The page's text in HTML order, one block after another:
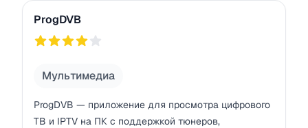
ProgDVB
ProgDVB
Мультимедиа
ProgDVB — приложение для просмотра цифрового
ТВ и IPTV на ПК с поддержкой тюнеров,